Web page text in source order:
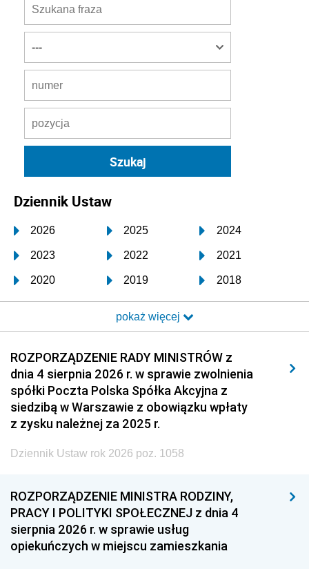
Dziennik Ustaw
2026 2025 2024
2023 2022 2021
2020 2019 2018
2017 2016 2015
2014 2013 2012
2011 2010 2009
2008 2007 2006
2005 2004 2003
2002 2001
1999 1998
1993 1992 1991
1990 1989
1987 1986 1985
pokaż więcej
ROZPORZĄDZENIE RADY MINISTRÓW z
dnia 4 sierpnia 2026 r. w sprawie zwolnienia
spółki Poczta Polska Spółka Akcyjna z
siedzibą w Warszawie z obowiązku wpłaty
z zysku należnej za 2025 r.
Dziennik Ustaw rok 2026 poz. 1058
ROZPORZĄDZENIE MINISTRA RODZINY,
PRACY I POLITYKI SPOŁECZNEJ z dnia 4
sierpnia 2026 r. w sprawie usług
opiekuńczych w miejscu zamieszkania